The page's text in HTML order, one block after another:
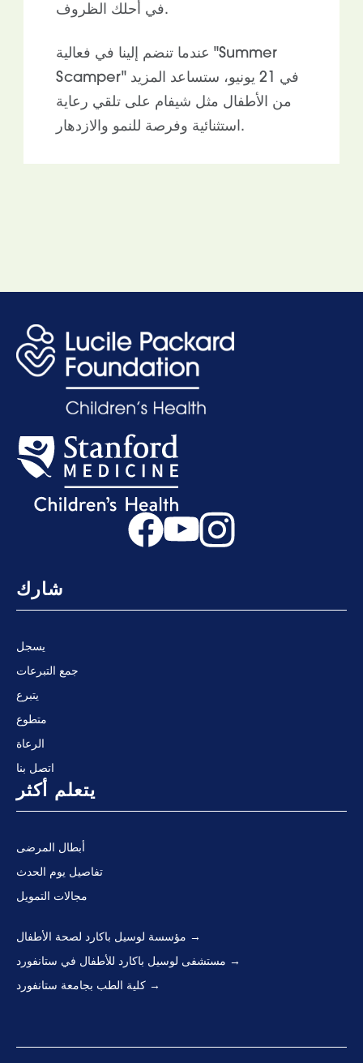
في أحلك الظروف.
عندما تنضم إلينا في فعالية "Summer
Scamper" في 21 يونيو، ستساعد المزيد
من الأطفال مثل شيفام على تلقي رعاية
استثنائية وفرصة للنمو والازدهار.
شارك
يسجل
جمع التبرعات
يتبرع
متطوع
الرعاة
اتصل بنا
يتعلم أكثر
أبطال المرضى
تفاصيل يوم الحدث
مجالات التمويل